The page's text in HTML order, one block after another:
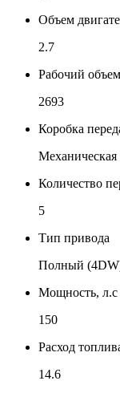
Объем
2.7
Рабочий
2693
Коробка
Механическая
Количество
5
Тип привода
Полный
Мощность, л.с
150
Расход
14.6